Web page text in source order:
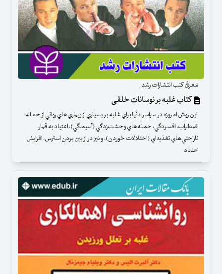
معرفی کتب انتشارات رشد
کتاب غلبه بر نوسانات خلقی
اين روش امروزه در سراسر دنيا براي غلبه بر بسياري از بيماري‌هاي رواني از جمله
اضطراب، افسردگي، حمله‌هاي وحشت‌زدگي (آسيمگي)، اعتياد به قمار،
ناراحتي‌هاي تغذيه‌اي (اختلالات خوردن)، و نيز در از بين بردن استرس، افزايش
اعتماد